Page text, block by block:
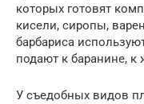
которых готовят
кисели, сиропы,
барбариса
подают к баранине,
У съедобных видов